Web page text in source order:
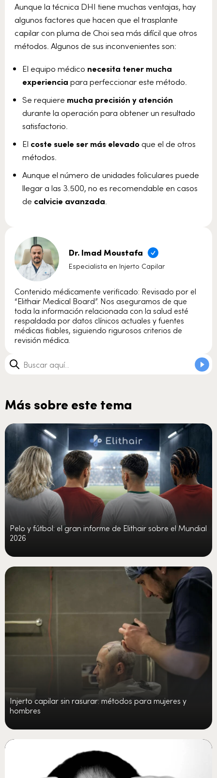
Aunque la técnica DHI tiene muchas ventajas, hay
algunos factores que hacen que el trasplante
capilar con pluma de Choi sea más difícil que otros
métodos. Algunos de sus inconvenientes son:
El equipo médico necesita tener mucha
experiencia para perfeccionar este método.
Se requiere mucha precisión y atención
durante la operación para obtener un resultado
satisfactorio.
El coste suele ser más elevadoque el de otros
métodos.
Aunque el número de unidades foliculares puede
llegar a las 3.500, no es recomendable en casos
de calvicie avanzada.
Dr. Imad Moustafa
Especialista en Injerto Capilar
Contenido médicamente verificado: Revisado por el
“Elithair Medical Board”. Nos aseguramos de que
toda la información relacionada con la salud esté
respaldada por datos clínicos actuales y fuentes
médicas fiables, siguiendo rigurosos criterios de
revisión médica.
Más sobre este tema
Pelo y fútbol: el gran informe de Elithair sobre el Mundial
2026
Injerto capilar sin rasurar: métodos para mujeres y
hombres